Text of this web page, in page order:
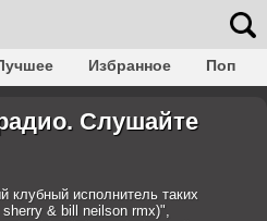
Избранное
Поп
Дип-хаус
Фолк
Слушайте
клубный исполнитель таких
& bill neilson rmx)",